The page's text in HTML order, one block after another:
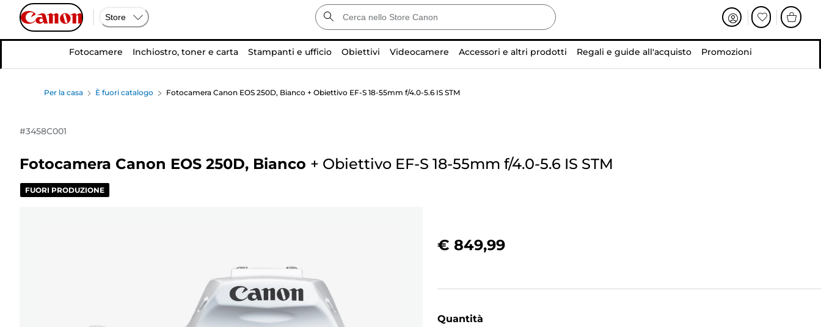
Store
Fotocamere Inchiostro, toner e carta Stampanti e ufficio Obiettivi Videocamere Accessori e altri prodotti Regali e guide all'acquisto Promozioni
Per la casa È fuori catalogo Fotocamera Canon EOS 250D, Bianco + Obiettivo EF-S 18-55mm f/4.0-5.6 IS STM
#3458C001
Fotocamera Canon EOS 250D, Bianco + Obiettivo EF-S 18-55mm f/4.0-5.6 IS STM
FUORI PRODUZIONE
€ 849,99
Quantità